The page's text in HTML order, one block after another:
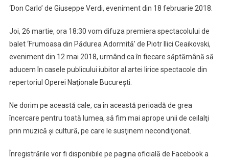
‘Don Carlo’ de Giuseppe Verdi, eveniment din 18 februarie 2018.
Joi, 26 martie, ora 18:30 vom difuza premiera spectacolului de
balet ‘Frumoasa din Pădurea Adormită’ de Piotr Ilici Ceaikovski,
eveniment din 12 mai 2018, urmând ca în fiecare săptămână să
aducem în casele publicului iubitor al artei lirice spectacole din
repertoriul Operei Naţionale Bucureşti.
Ne dorim pe această cale, ca în această perioadă de grea
încercare pentru toată lumea, să fim mai aprope unii de ceilalţi
prin muzică şi cultură, pe care le susţinem necondiţionat.
Înregistrările vor fi disponibile pe pagina oficială de Facebook a